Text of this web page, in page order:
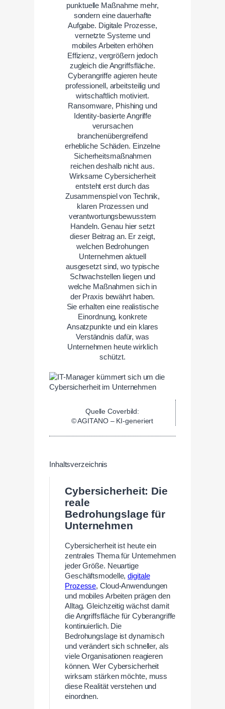
punktuelle Maßnahme mehr,
sondern eine dauerhafte
Aufgabe. Digitale Prozesse,
vernetzte Systeme und
mobiles Arbeiten erhöhen
Effizienz, vergrößern jedoch
zugleich die Angriffsfläche.
Cyberangriffe agieren heute
professionell, arbeitsteilig und
wirtschaftlich motiviert.
Ransomware, Phishing und
Identity-basierte Angriffe
verursachen
branchenübergreifend
erhebliche Schäden. Einzelne
Sicherheitsmaßnahmen
reichen deshalb nicht aus.
Wirksame Cybersicherheit
entsteht erst durch das
Zusammenspiel von Technik,
klaren Prozessen und
verantwortungsbewusstem
Handeln. Genau hier setzt
dieser Beitrag an. Er zeigt,
welchen Bedrohungen
Unternehmen aktuell
ausgesetzt sind, wo typische
Schwachstellen liegen und
welche Maßnahmen sich in
der Praxis bewährt haben.
Sie erhalten eine realistische
Einordnung, konkrete
Ansatzpunkte und ein klares
Verständnis dafür, was
Unternehmen heute wirklich
schützt.
Quelle Coverbild:
© AGITANO – KI-generiert
Inhaltsverzeichnis
Cybersicherheit: Die
reale
Bedrohungslage für
Unternehmen
Cybersicherheit ist heute ein
zentrales Thema für Unternehmen
jeder Größe. Neuartige
Geschäftsmodelle,digitale
Prozesse, Cloud-Anwendungen
und mobiles Arbeiten prägen den
Alltag. Gleichzeitig wächst damit
die Angriffsfläche für Cyberangriffe
kontinuierlich. Die
Bedrohungslage ist dynamisch
und verändert sich schneller, als
viele Organisationen reagieren
können. Wer Cybersicherheit
wirksam stärken möchte, muss
diese Realität verstehen und
einordnen.